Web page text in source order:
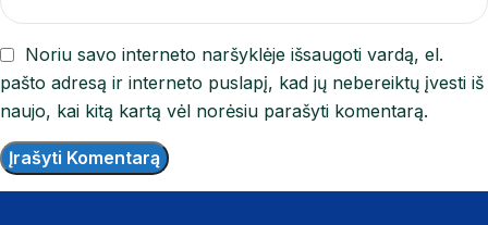
Noriu savo interneto naršyklėje išsaugoti vardą, el.
pašto adresą ir interneto puslapį, kad jų nebereiktų įvesti iš
naujo, kai kitą kartą vėl norėsiu parašyti komentarą.